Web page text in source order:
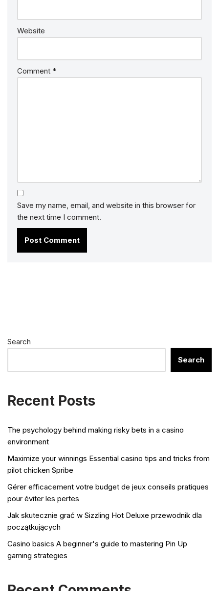
Website
Comment *
Save my name, email, and website in this browser for
the next time I comment.
Search
Search
Recent Posts
The psychology behind making risky bets in a casino
environment
Maximize your winnings Essential casino tips and tricks from
pilot chicken Spribe
Gérer efficacement votre budget de jeux conseils pratiques
pour éviter les pertes
Jak skutecznie grać w Sizzling Hot Deluxe przewodnik dla
początkujących
Casino basics A beginner's guide to mastering Pin Up
gaming strategies